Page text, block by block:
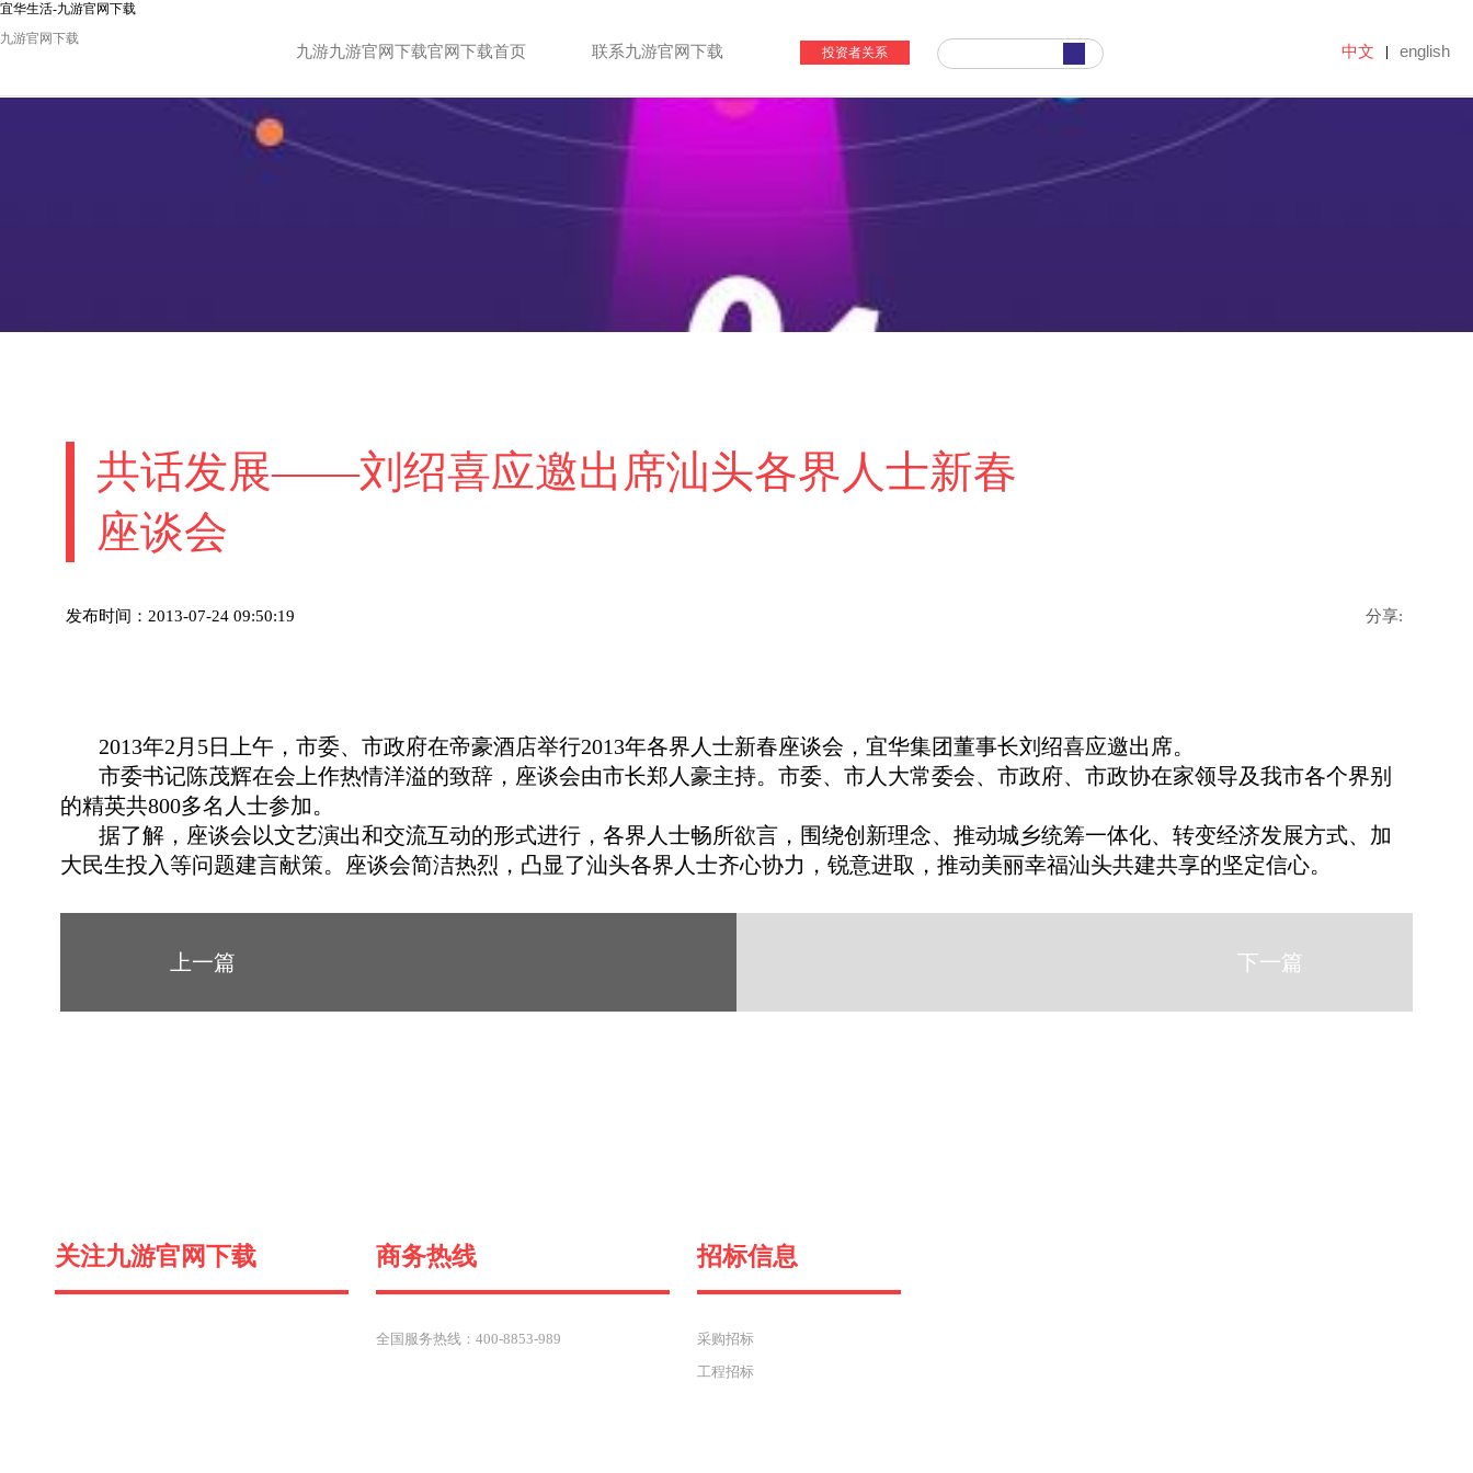
宜华生活-九游官网下载
九游官网下载
九游九游官网下载官网下载首页 联系九游官网下载 投资者关系 中文 english
共话发展——刘绍喜应邀出席汕头各界人士新春
座谈会
发布时间：2013-07-24 09:50:19 分享:
2013年2月5日上午，市委、市政府在帝豪酒店举行2013年各界人士新春座谈会，宜华集团董事长刘绍喜应邀出席。
市委书记陈茂辉在会上作热情洋溢的致辞，座谈会由市长郑人豪主持。市委、市人大常委会、市政府、市政协在家领导及我市各个界别
的精英共800多名人士参加。
据了解，座谈会以文艺演出和交流互动的形式进行，各界人士畅所欲言，围绕创新理念、推动城乡统筹一体化、转变经济发展方式、加
大民生投入等问题建言献策。座谈会简洁热烈，凸显了汕头各界人士齐心协力，锐意进取，推动美丽幸福汕头共建共享的坚定信心。
上一篇 下一篇
关注九游官网下载 商务热线
全国服务热线：400-8853-989
招标信息
采购招标
工程招标